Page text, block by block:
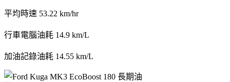
平均時速 53.22 km/hr
行車電腦油耗 14.9 km/L
加油記錄油耗 14.55 km/L